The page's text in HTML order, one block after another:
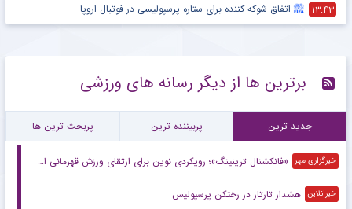
۱۳:۴۳ اتفاق شوکه کننده برای ستاره پرسپولیسی در فوتبال اروپا
برترین ها از دیگر رسانه های ورزشی
جدید ترین پربیننده ترین پربحث ترین ها
خبرگزاری مهر «فانکشنال ترینینگ»؛ رویکردی نوین برای ارتقای ورزش قهرمانی ایران
خبرانلاین هشدار تارتار در رختکن پرسپولیس